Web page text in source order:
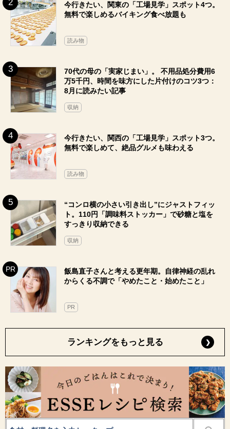
今行きたい、関東の「工場見学」スポット4つ。
無料で楽しめるバイキング食べ放題も
読み物
70代の母の「実家じまい」。 不用品処分費用6
万5千円、時間を味方にした片付けのコツ3つ：
8月に読みたい記事
収納
今行きたい、関西の「工場見学」スポット3つ。
無料で楽しめて、絶品グルメも味わえる
読み物
“コンロ横の小さい引き出し”にジャストフィッ
ト。110円「調味料ストッカー」で砂糖と塩を
すっきり収納できる
収納
飯島直子さんと考える更年期。自律神経の乱れ
からくる不調で「やめたこと・始めたこと」
PR
ランキングをもっと見る